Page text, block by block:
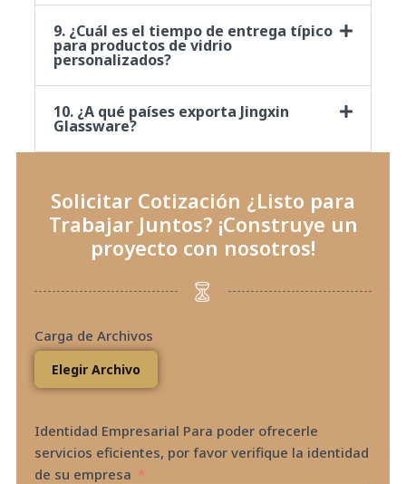
9. ¿Cuál es el tiempo de entrega típico
para productos de vidrio
personalizados?
10. ¿A qué países exporta Jingxin
Glassware?
Solicitar Cotización ¿Listo para
Trabajar Juntos? ¡Construye un
proyecto con nosotros!
Carga de Archivos
Elegir Archivo
Identidad Empresarial Para poder ofrecerle
servicios eficientes, por favor verifique la identidad
de su empresa